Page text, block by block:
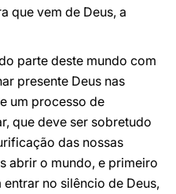
que vem de Deus, a
parte deste mundo com
presente Deus nas
um processo de
que deve ser sobretudo
das nossas
abrir o mundo, e primeiro
no silêncio de Deus,